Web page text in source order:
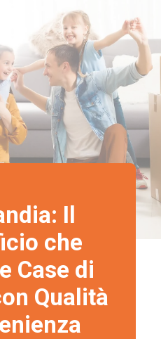
Il
che
Case di
Qualità